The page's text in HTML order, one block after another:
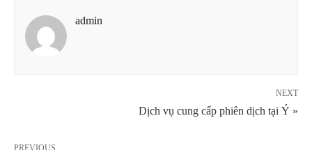
admin
NEXT
Dịch vụ cung cấp phiên dịch tại Ý »
PREVIOUS